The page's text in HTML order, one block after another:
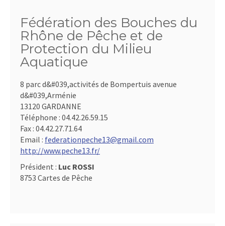
Fédération des Bouches du
Rhône de Pêche et de
Protection du Milieu
Aquatique
8 parc d&#039,activités de Bompertuis avenue
d&#039,Arménie
13120 GARDANNE
Téléphone : 04.42.26.59.15
Fax : 04.42.27.71.64
Email : federationpeche13@gmail.com
http://www.peche13.fr/
Président : Luc ROSSI
8753 Cartes de Pêche